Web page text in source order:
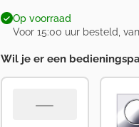
Op voorraad
Voor 15:00 uur besteld,
Wil je er een
—